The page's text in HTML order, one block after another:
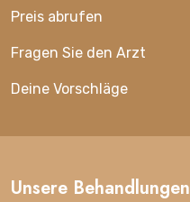
Preis abrufen
Fragen Sie den Arzt
Deine Vorschläge
Unsere Behandlungen